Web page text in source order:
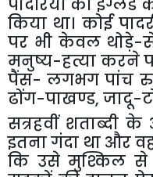
पादरियों का इंग्लैंड
किया था। कोई
पर भी केवल थोड़े-
मनुष्य-हत्या करने
पैंस-लगभग पांच
ढोंग-पाखण्ड, जादू-
सत्रहवीं शताब्दी के
इतनागंदा था और
कि उसे मुश्किल से